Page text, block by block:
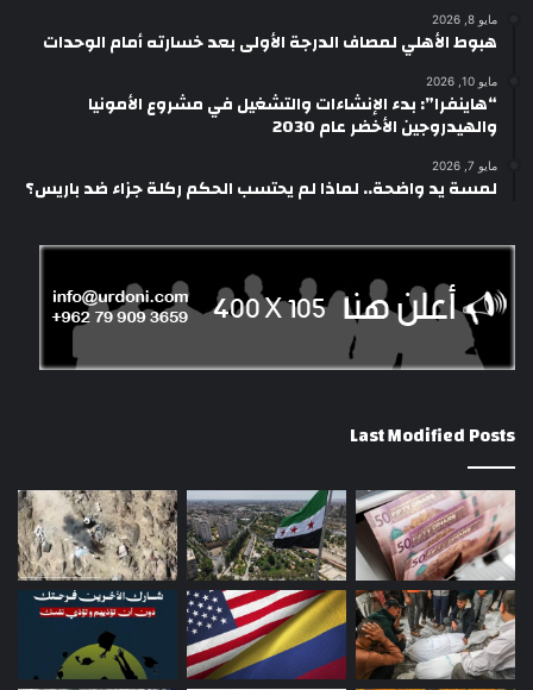
مايو 8, 2026
هبوط الأهلي لمصاف الدرجة الأولى بعد خسارته أمام الوحدات
مايو 10, 2026
“هاينفرا”: بدء الإنشاءات والتشغيل في مشروع الأمونيا
والهيدروجين الأخضر عام 2030
مايو 7, 2026
لمسة يد واضحة.. لماذا لم يحتسب الحكم ركلة جزاء ضد باريس؟
Last Modified Posts